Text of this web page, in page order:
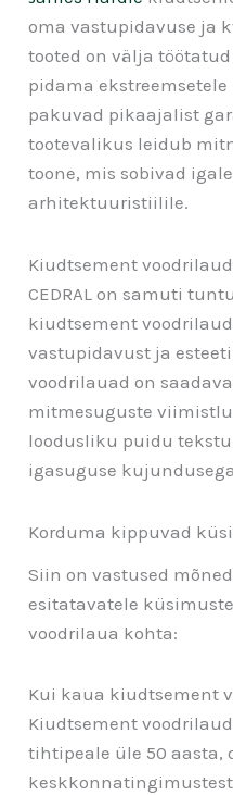
oma vastupidavuse ja
tooted on välja
pidama
pakuvad pikaajalist
tootevalikus leidub
toone, mis sobivad
arhitektuuristiilile.
Kiudtsement voodrilaud
CEDRAL on samuti
kiudtsement
vastupidavust ja
voodrilauad on
mitmesuguste
loodusliku puidu
igasuguse
Korduma kippuvad
Siin on vastused
esitatavatele
voodrilaua kohta:
Kui kaua kiudtsement
Kiudtsement
tihtipeale üle 50 aasta,